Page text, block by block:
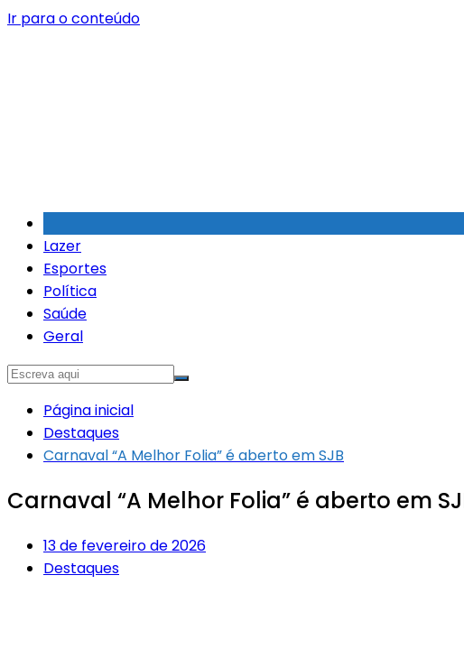
Ir para o conteúdo
Lazer
Esportes
Política
Saúde
Geral
Página inicial
Destaques
Carnaval “A Melhor Folia” é aberto em SJB
Carnaval “A Melhor Folia” é aberto em
13 de fevereiro de 2026
Destaques